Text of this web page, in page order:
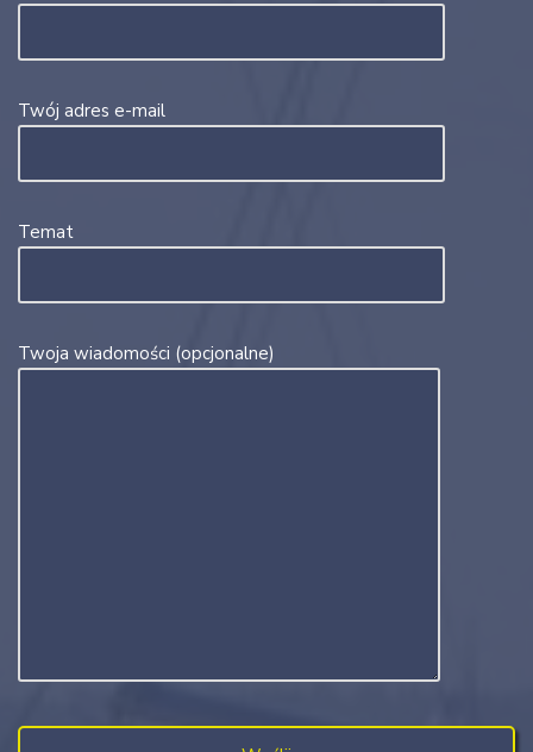
Twój adres e-mail
Temat
Twoja wiadomości (opcjonalne)